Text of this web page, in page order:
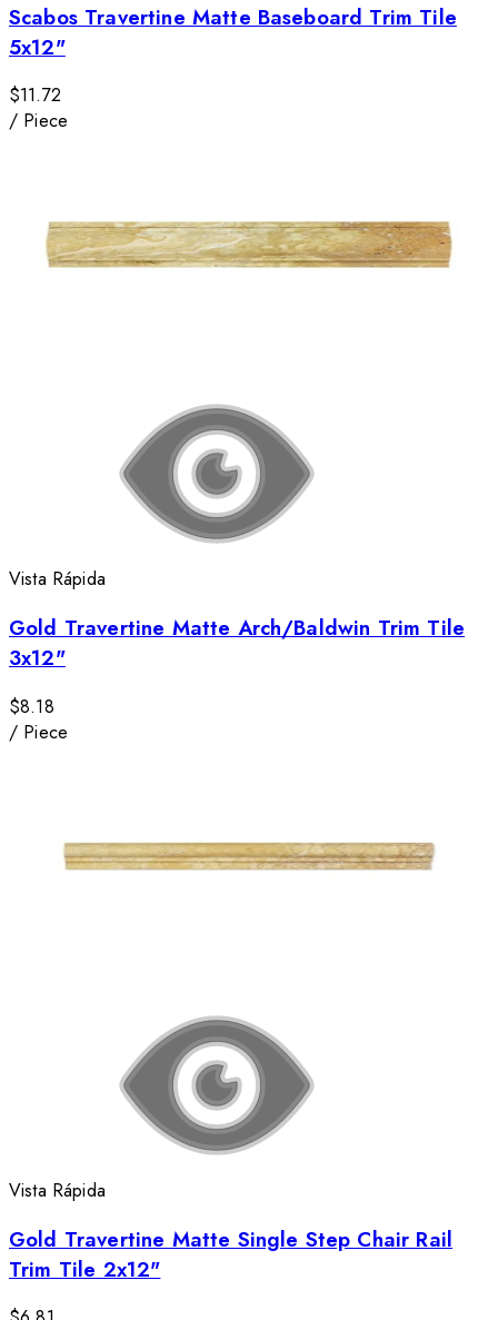
Scabos Travertine Matte Baseboard Trim Tile
5x12"
$11.72
/ Piece
Vista Rápida
Gold Travertine Matte Arch/Baldwin Trim Tile
3x12"
$8.18
/ Piece
Vista Rápida
Gold Travertine Matte Single Step Chair Rail
Trim Tile 2x12"